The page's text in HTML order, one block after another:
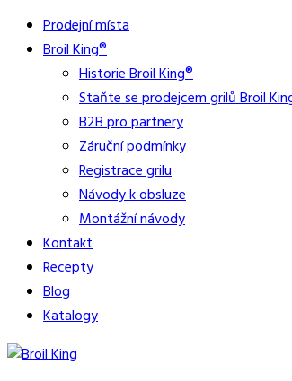
Prodejní místa
Broil King®
Historie Broil King®
Staňte se prodejcem grilů Broil
B2B pro partnery
Záruční podmínky
Registrace grilu
Návody k obsluze
Montážní návody
Kontakt
Recepty
Blog
Katalogy